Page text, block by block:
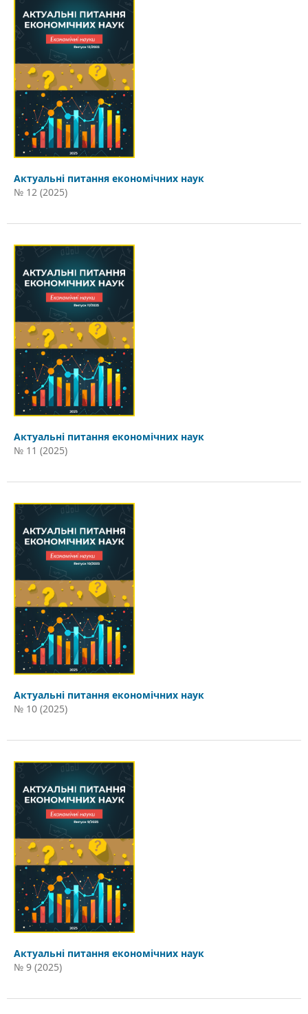
Актуальні питання економічних наук
№ 12 (2025)
Актуальні питання економічних наук
№ 11 (2025)
Актуальні питання економічних наук
№ 10 (2025)
Актуальні питання економічних наук
№ 9 (2025)